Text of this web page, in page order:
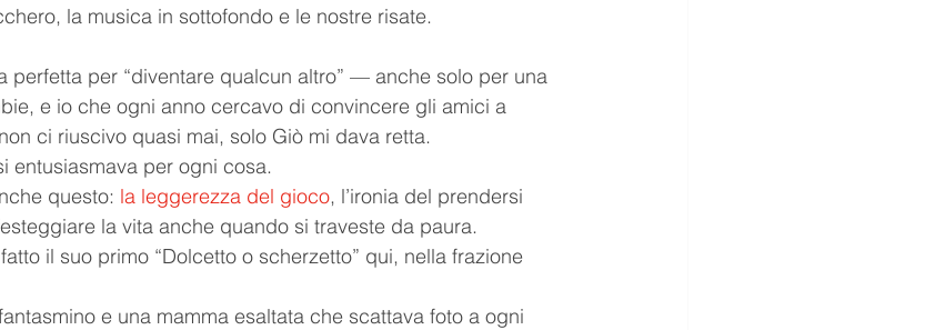
la musica in sottofondo e le nostre risate.
perfetta per “diventare qualcun altro” — anche solo per una
e io che ogni anno cercavo di convincere gli amici a
non ci riuscivo quasi mai, solo Giò mi dava retta.
entusiasmava per ogni cosa.
questo: la leggerezza del gioco, l’ironia del prendersi
la vita anche quando si traveste da paura.
il suo primo “Dolcetto o scherzetto” qui, nella frazione
e una mamma esaltata che scattava foto a ogni